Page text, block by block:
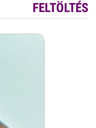
FELTÖLTÉS